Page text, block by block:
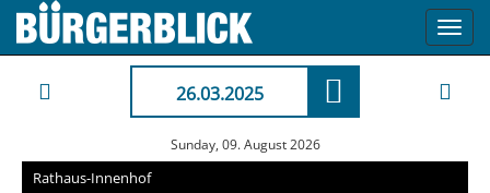
26.03.2025
Sunday, 09. August 2026
Rathaus-Innenhof